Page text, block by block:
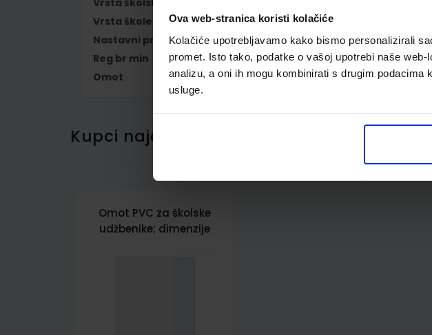
Ova web-stranica koristi kolačiće
Kolačiće upotrebljavamo kako bismo personalizirali
promet. Isto tako, podatke o vašoj upotrebi naše
analizu, a oni ih mogu kombinirati s drugim
usluge.
Vrsta školske knjige
Vrsta škole
1 OSNOVNA
Nastavni predmet
NJEMAČKI JEZIK
Reg br min
6474
Omot
500167
Kupci najčešće biraju..
Omot PVC za školske
udžbenike; dimenzije